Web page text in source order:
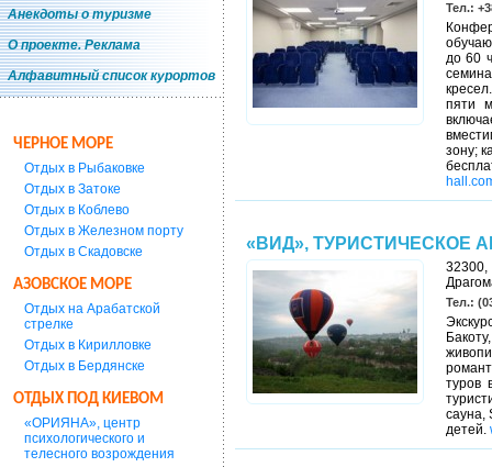
Анекдоты о туризме
О проекте. Реклама
Алфавитный список курортов
ЧЕРНОЕ МОРЕ
Отдых в Рыбаковке
Отдых в Затоке
Отдых в Коблево
Отдых в Железном порту
Отдых в Скадовске
АЗОВСКОЕ МОРЕ
Отдых на Арабатской
стрелке
Отдых в Кирилловке
Отдых в Бердянске
ОТДЫХ ПОД КИЕВОМ
«ОРИЯНА», центр
психологического и
телесного возрождения
Тел.:
до 60
пяти
зону;
«ВИД», ТУРИСТИЧЕСКОЕ
32300,
Тел.:
туров
сауна,
детей.